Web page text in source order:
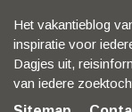
Het vakantieblog
inspiratie voor
Dagjes uit,
van iedere